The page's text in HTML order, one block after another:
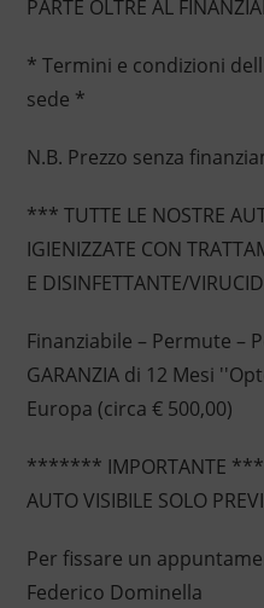
PARTE OLTRE AL
* Termini e condizioni
sede *
N.B. Prezzo senza
*** TUTTE LE NOSTRE
IGIENIZZATE CON
E DISINFETTANTE/
Finanziabile – Permute –
GARANZIA di 12 Mesi
Europa (circa € 500,00)
******* IMPORTANTE
AUTO VISIBILE SOLO
Per fissare un
Federico Dominella